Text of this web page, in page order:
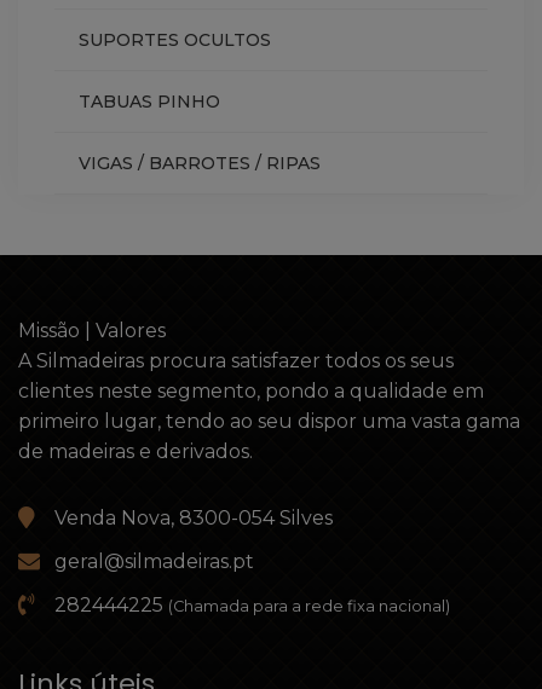
SUPORTES OCULTOS
TABUAS PINHO
VIGAS / BARROTES / RIPAS
Missão | Valores
A Silmadeiras procura satisfazer todos os seus
clientes neste segmento, pondo a qualidade em
primeiro lugar, tendo ao seu dispor uma vasta gama
de madeiras e derivados.
Venda Nova, 8300-054 Silves
geral@silmadeiras.pt
282444225 (Chamada para a rede fixa nacional)